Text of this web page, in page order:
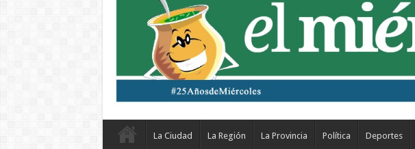
La Ciudad La Región La Provincia Política Deportes